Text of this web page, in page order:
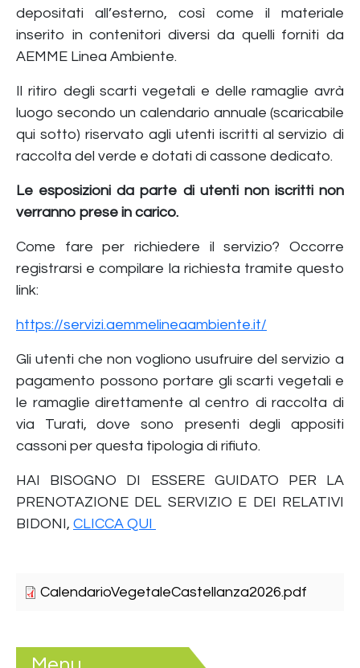
depositati all’esterno, così come il materiale
inserito in contenitori diversi da quelli forniti da
AEMME Linea Ambiente.
Il ritiro degli scarti vegetali e delle ramaglie avrà
luogo secondo un calendario annuale (scaricabile
qui sotto) riservato agli utenti iscritti al servizio di
raccolta del verde e dotati di cassone dedicato.
Le esposizioni da parte di utenti non iscritti non
verranno prese in carico.
Come fare per richiedere il servizio? Occorre
registrarsi e compilare la richiesta tramite questo
link:
https://servizi.aemmelineaambiente.it/
Gli utenti che non vogliono usufruire del servizio a
pagamento possono portare gli scarti vegetali e
le ramaglie direttamente al centro di raccolta di
via Turati, dove sono presenti degli appositi
cassoni per questa tipologia di rifiuto.
HAI BISOGNO DI ESSERE GUIDATO PER LA
PRENOTAZIONE DEL SERVIZIO E DEI RELATIVI
BIDONI, CLICCA QUI
CalendarioVegetaleCastellanza2026.pdf